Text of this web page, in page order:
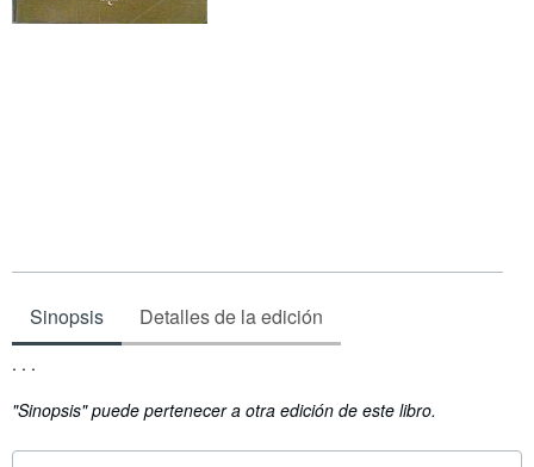
Sinopsis Detalles de la edición
. . .
"Sinopsis" puede pertenecer a otra edición de este libro.